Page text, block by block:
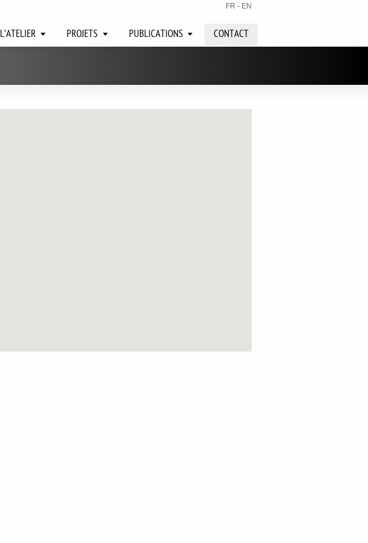
FR - EN
L’ATELIER PROJETS PUBLICATIONS CONTACT